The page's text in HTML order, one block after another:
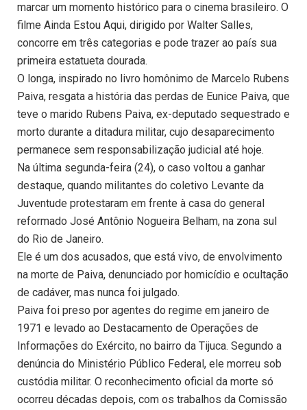
marcar um momento histórico para o cinema brasileiro. O
filme Ainda Estou Aqui, dirigido por Walter Salles,
concorre em três categorias e pode trazer ao país sua
primeira estatueta dourada.
O longa, inspirado no livro homônimo de Marcelo Rubens
Paiva, resgata a história das perdas de Eunice Paiva, que
teve o marido Rubens Paiva, ex-deputado sequestrado e
morto durante a ditadura militar, cujo desaparecimento
permanece sem responsabilização judicial até hoje.
Na última segunda-feira (24), o caso voltou a ganhar
destaque, quando militantes do coletivo Levante da
Juventude protestaram em frente à casa do general
reformado José Antônio Nogueira Belham, na zona sul
do Rio de Janeiro.
Ele é um dos acusados, que está vivo, de envolvimento
na morte de Paiva, denunciado por homicídio e ocultação
de cadáver, mas nunca foi julgado.
Paiva foi preso por agentes do regime em janeiro de
1971 e levado ao Destacamento de Operações de
Informações do Exército, no bairro da Tijuca. Segundo a
denúncia do Ministério Público Federal, ele morreu sob
custódia militar. O reconhecimento oficial da morte só
ocorreu décadas depois, com os trabalhos da Comissão